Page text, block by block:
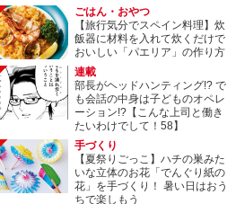
ごはん・おやつ
【旅行気分でスペイン料理】炊
飯器に材料を入れて炊くだけで
おいしい「パエリア」の作り方
連載
部長がヘッドハンティング!? で
も会話の中身は子どものオペレ
ーション!?【こんな上司と働き
たいわけでして！58】
手づくり
【夏祭りごっこ】ハチの巣みた
いな立体のお花「でんぐり紙の
花」を手づくり！ 暑い日はおう
ちで楽しもう